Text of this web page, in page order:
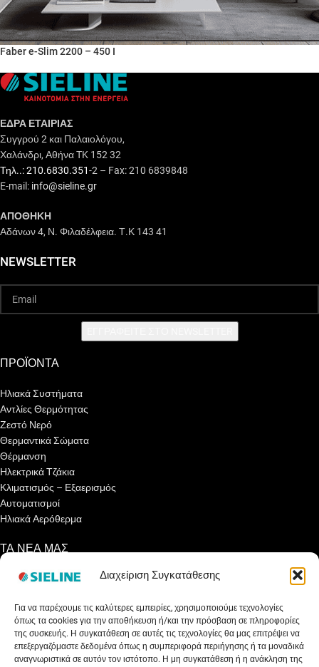
Διαχείριση Συγκατάθεσης
Για να παρέχουμε τις καλύτερες εμπειρίες, χρησιμοποιούμε τεχνολογίες
όπως τα cookies για την αποθήκευση ή/και την πρόσβαση σε πληροφορίες
της συσκευής. Η συγκατάθεση σε αυτές τις τεχνολογίες θα μας επιτρέψει να
επεξεργαζόμαστε δεδομένα όπως η συμπεριφορά περιήγησης ή τα μοναδικά
αναγνωριστικά σε αυτόν τον ιστότοπο. Η μη συγκατάθεση ή η ανάκληση της
Faber e-Slim 2200 – 450 I
ΕΔΡΑ ΕΤΑΙΡΙΑΣ
Συγγρού 2 και Παλαιολόγου,
Χαλάνδρι, Αθήνα TK 152 32
Τηλ..: 210.6830.351-2 – Fax: 210 6839848
E-mail: info@sieline.gr
ΑΠΟΘΗΚΗ
Αδάνων 4, Ν. Φιλαδέλφεια. Τ.Κ 143 41
NEWSLETTER
ΠΡΟΪΟΝΤΑ
Ηλιακά Συστήματα
Αντλίες Θερμότητας
Ζεστό Νερό
Θερμαντικά Σώματα
Θέρμανση
Ηλεκτρικά Τζάκια
Κλιματισμός – Εξαερισμός
Αυτοματισμοί
Ηλιακά Αερόθερμα
ΤΑ ΝΕΑ ΜΑΣ
Ενημερωτικά Άρθρα
Συνεντεύξεις
Εκθέσεις
Net Metering
Εξοικονομώ Αυτονομώ